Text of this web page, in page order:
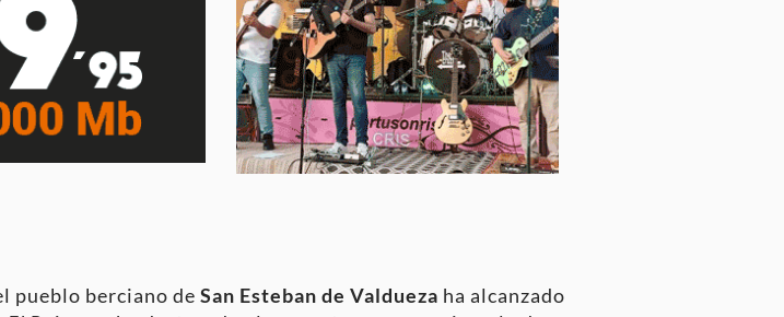
pueblo berciano de San Esteban de Valdueza ha alcanzado